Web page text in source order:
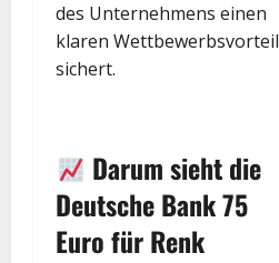
des Unternehmens einen
klaren Wettbewerbsvorteil
sichert.
Darum sieht die
Deutsche Bank 75
Euro für Renk